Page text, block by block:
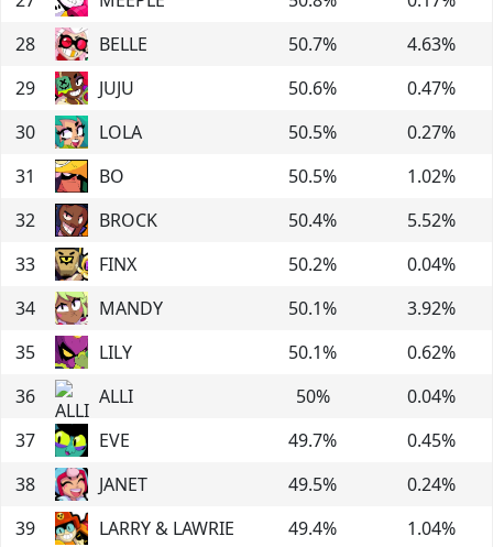
28
BELLE 50.7% 4.63%
29
JUJU 50.6% 0.47%
30
LOLA 50.5% 0.27%
31
BO 50.5% 1.02%
32
BROCK 50.4% 5.52%
33
FINX 50.2% 0.04%
34
MANDY 50.1% 3.92%
35
LILY 50.1% 0.62%
36
ALLI 50% 0.04%
37
EVE 49.7% 0.45%
38
JANET 49.5% 0.24%
39
LARRY & LAWRIE 49.4% 1.04%